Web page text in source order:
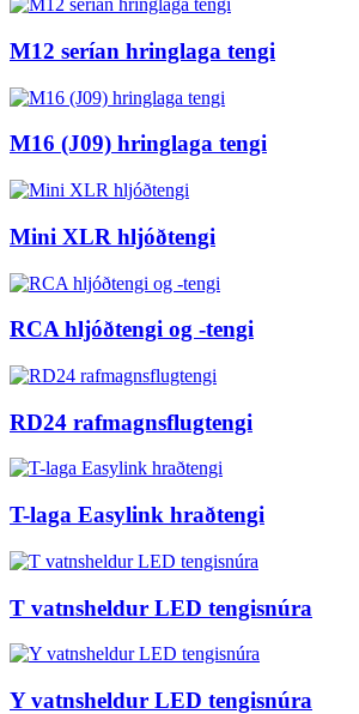
M12 serían hringlaga tengi
M16 (J09) hringlaga tengi
Mini XLR hljóðtengi
RCA hljóðtengi og -tengi
RD24 rafmagnsflugtengi
T-laga Easylink hraðtengi
T vatnsheldur LED tengisnúra
Y vatnsheldur LED tengisnúra